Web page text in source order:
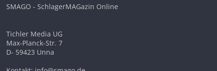
SMAGO - SchlagerMAGazin Online
Tichler Media UG
Max-Planck-Str. 7
D- 59423 Unna